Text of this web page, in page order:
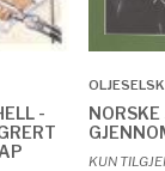
-
NORSKE
KUN